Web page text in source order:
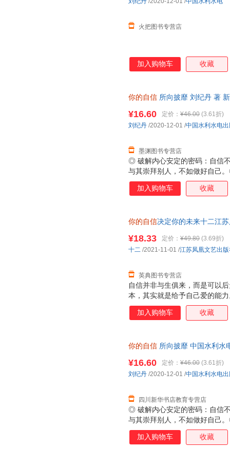
火把图书专营店
加入购物车 收藏
你的自信 所向披靡 刘纪丹 著
◎ 破解内心安定的密码：自信
与其崇拜别人，不如做好自己
的人肯对自己下狠手；悄悄努
一次失败。◎ 从低自尊到高度
¥16.60 定价： ¥46.00 (3.61折)
墨渊图书专营店
刘纪丹 /2020-12-01 /中国水利水电
加入购物车 收藏
你的自信决定你的未来十二江苏
自信并非与生俱来，而是可以
本，其实就是给予自己爱的能
后，作家十二诚意新作。教你
命里，把当下活成你想要的未
了。” ◇自信的力量会给人生带
的人生与感悟中汲取向上的力
自己，因为不够自信而错失了
¥18.33 定价： ¥49.80 (3.69折)
英典图书专营店
十二 /2021-11-01 /江苏凤凰文艺出
加入购物车 收藏
你的自信 所向披靡 中国水利水
◎ 破解内心安定的密码：自信
与其崇拜别人，不如做好自己
的人肯对自己下狠手；悄悄努
一次失败。◎ 从低自尊到高度
¥16.60 定价： ¥46.00 (3.61折)
四川新华书店教育专营店
刘纪丹 /2020-12-01 /中国水利水电
加入购物车 收藏